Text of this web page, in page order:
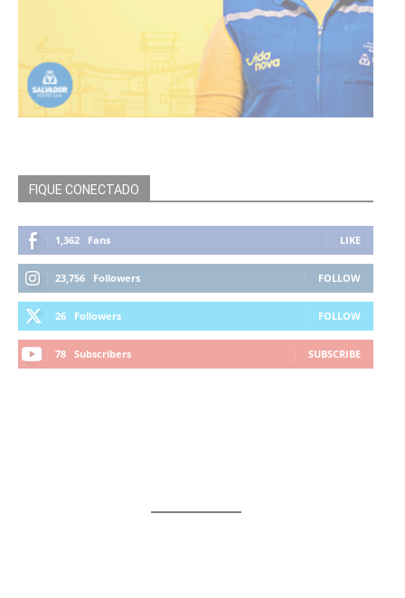
FIQUE CONECTADO
1,362 Fans LIKE
23,756 Followers FOLLOW
26 Followers FOLLOW
78 Subscribers SUBSCRIBE